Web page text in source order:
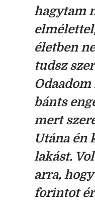
hagytam
életben
tudsz
Odaadom
bánts
mert
Utána én
lakást.
arra,
forintot